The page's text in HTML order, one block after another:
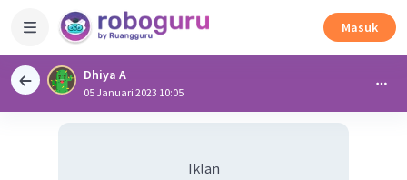
Masuk
Dhiya A
05 Januari 2023 10:05
Iklan